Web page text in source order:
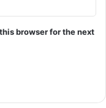
browser for the next